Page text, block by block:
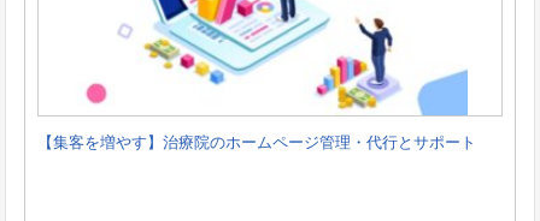
【集客を増やす】治療院のホームページ管理・代行とサポート